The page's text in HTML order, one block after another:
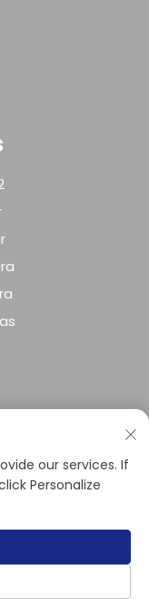
Raysoar
Co., Ltd.
our services. If
Personalize